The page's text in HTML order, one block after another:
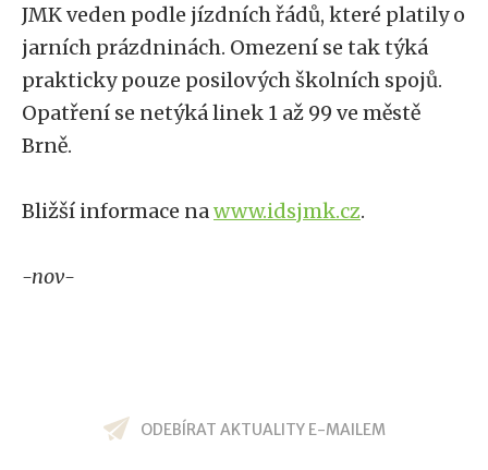
JMK veden podle jízdních řádů, které platily o
jarních prázdninách. Omezení se tak týká
prakticky pouze posilových školních spojů.
Opatření se netýká linek 1 až 99 ve městě
Brně.
Bližší informace nawww.idsjmk.cz.
-nov-
ODEBÍRAT AKTUALITY E-MAILEM